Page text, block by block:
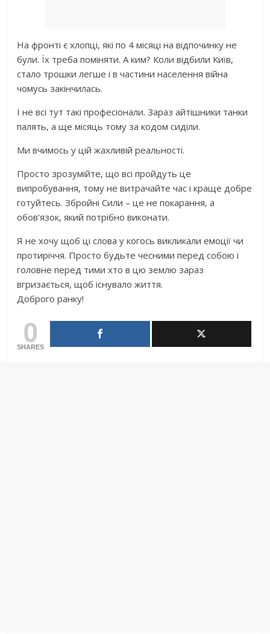
На фронті є хлопці, які по 4 місяці на відпочинку не
були. Їх треба поміняти. А ким? Коли відбили Київ,
стало трошки легше і в частини населення війна
чомусь закінчилась.
І не всі тут такі професіонали. Зараз айтішники танки
палять, а ще місяць тому за кодом сиділи.
Ми вчимось у цій жахливій реальності.
Просто зрозумійте, що всі пройдуть це
випробування, тому не витрачайте час і краще добре
готуйтесь. Збройні Сили – це не покарання, а
обов‘язок, який потрібно виконати.
Я не хочу щоб ці слова у когось викликали емоції чи
протиріччя. Просто будьте чесними перед собою і
головне перед тими хто в цю землю зараз
вгризається, щоб існувало життя.
Доброго ранку!
0
SHARES